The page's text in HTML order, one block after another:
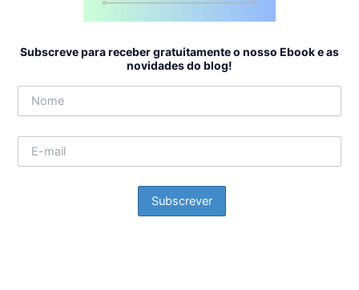
Subscreve para receber gratuitamente o nosso Ebook e as
novidades do blog!